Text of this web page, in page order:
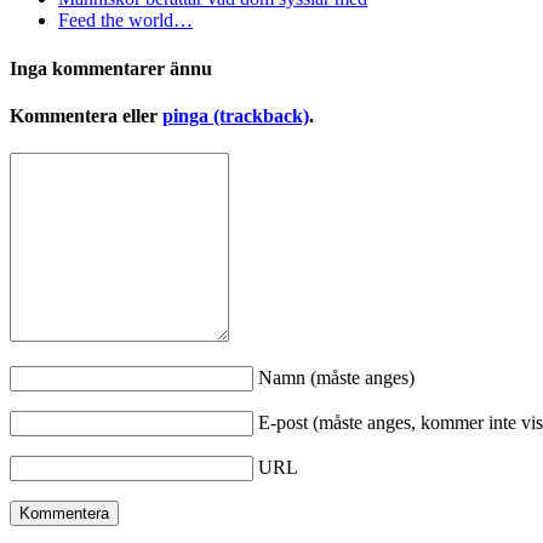
Feed the world…
Inga kommentarer ännu
Kommentera eller pinga (trackback).
Namn (måste anges)
E-post (måste anges, kommer inte
URL